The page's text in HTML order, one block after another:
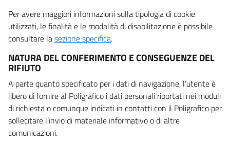
Per avere maggiori informazioni sulla tipologia di cookie
utilizzati, le finalità e le modalità di disabilitazione è possibile
consultare lasezione specifica.
NATURA DEL CONFERIMENTO E CONSEGUENZE DEL
RIFIUTO
A parte quanto specificato per i dati di navigazione, l’utente è
libero di fornire al Poligrafico i dati personali riportati nei moduli
di richiesta o comunque indicati in contatti con il Poligrafico per
sollecitare l’invio di materiale informativo o di altre
comunicazioni.